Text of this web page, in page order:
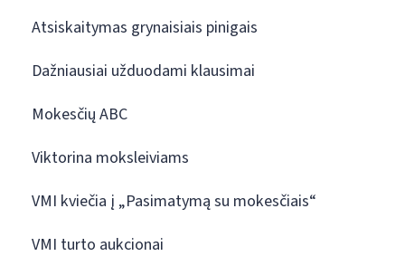
Atsiskaitymas grynaisiais pinigais
Dažniausiai užduodami klausimai
Mokesčių ABC
Viktorina moksleiviams
VMI kviečia į „Pasimatymą su mokesčiais“
VMI turto aukcionai